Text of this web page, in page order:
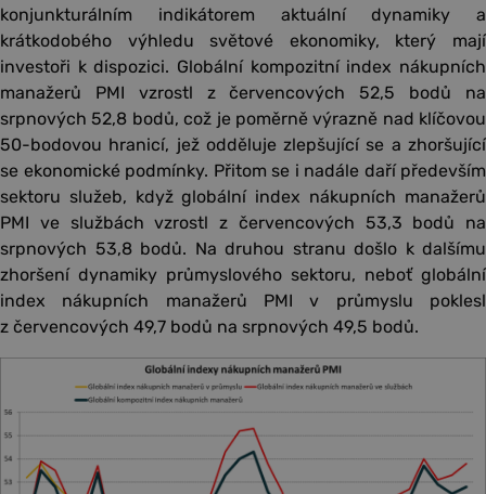
konjunkturálním indikátorem aktuální dynamiky a
krátkodobého výhledu světové ekonomiky, který mají
investoři k dispozici. Globální kompozitní index nákupních
manažerů PMI vzrostl z červencových 52,5 bodů na
srpnových 52,8 bodů, což je poměrně výrazně nad klíčovou
50-bodovou hranicí, jež odděluje zlepšující se a zhoršující
se ekonomické podmínky. Přitom se i nadále daří především
sektoru služeb, když globální index nákupních manažerů
PMI ve službách vzrostl z červencových 53,3 bodů na
srpnových 53,8 bodů. Na druhou stranu došlo k dalšímu
zhoršení dynamiky průmyslového sektoru, neboť globální
index nákupních manažerů PMI v průmyslu poklesl
z červencových 49,7 bodů na srpnových 49,5 bodů.